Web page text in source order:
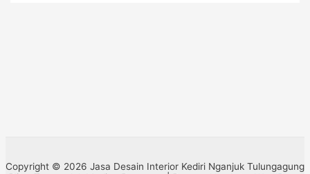
Copyright © 2026 Jasa Desain Interior Kediri Nganjuk Tulungagung